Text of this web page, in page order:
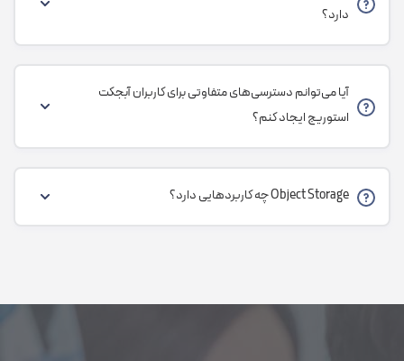
دارد؟
آیا می‌توانم دسترسی‌های متفاوتی برای کاربران آبجکت
استوریج ایجاد کنم؟
Object Storage چه کاربردهایی دارد؟